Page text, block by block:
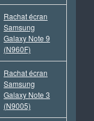
Rachat écran
Samsung
Galaxy Note 9
(N960F)
Rachat écran
Samsung
Galaxy Note 3
(N9005)